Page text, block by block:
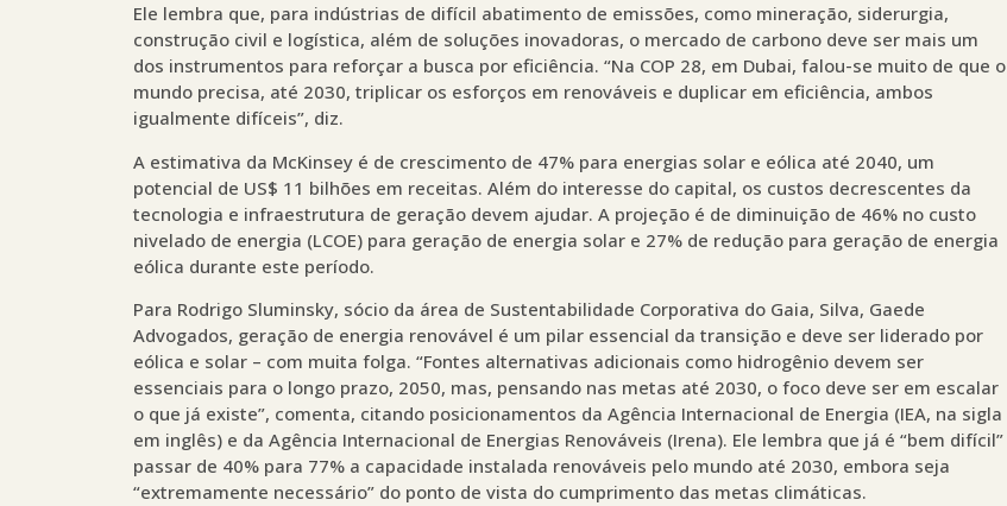
Ele lembra que, para indústrias de difícil abatimento de emissões, como mineração, siderurgia,
construção civil e logística, além de soluções inovadoras, o mercado de carbono deve ser mais um
dos instrumentos para reforçar a busca por eficiência. “Na COP 28, em Dubai, falou-se muito de que o
mundo precisa, até 2030, triplicar os esforços em renováveis e duplicar em eficiência, ambos
igualmente difíceis”, diz.
A estimativa da McKinsey é de crescimento de 47% para energias solar e eólica até 2040, um
potencial de US$ 11 bilhões em receitas. Além do interesse do capital, os custos decrescentes da
tecnologia e infraestrutura de geração devem ajudar. A projeção é de diminuição de 46% no custo
nivelado de energia (LCOE) para geração de energia solar e 27% de redução para geração de energia
eólica durante este período.
Para Rodrigo Sluminsky, sócio da área de Sustentabilidade Corporativa do Gaia, Silva, Gaede
Advogados, geração de energia renovável é um pilar essencial da transição e deve ser liderado por
eólica e solar – com muita folga. “Fontes alternativas adicionais como hidrogênio devem ser
essenciais para o longo prazo, 2050, mas, pensando nas metas até 2030, o foco deve ser em escalar
o que já existe”, comenta, citando posicionamentos da Agência Internacional de Energia (IEA, na sigla
em inglês) e da Agência Internacional de Energias Renováveis (Irena). Ele lembra que já é “bem difícil”
passar de 40% para 77% a capacidade instalada renováveis pelo mundo até 2030, embora seja
“extremamente necessário” do ponto de vista do cumprimento das metas climáticas.